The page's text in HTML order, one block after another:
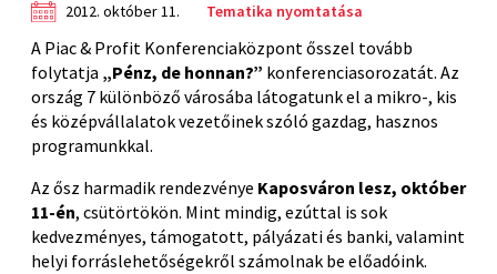
2012. október 11. Tematika nyomtatása
A Piac & Profit Konferenciaközpont ősszel tovább
folytatja „Pénz, de honnan?” konferenciasorozatát. Az
ország 7 különböző városába látogatunk el a mikro-, kis
és középvállalatok vezetőinek szóló gazdag, hasznos
programunkkal.
Az ősz harmadik rendezvénye Kaposváron lesz, október
11-én, csütörtökön. Mint mindig, ezúttal is sok
kedvezményes, támogatott, pályázati és banki, valamint
helyi forráslehetőségekről számolnak be előadóink.